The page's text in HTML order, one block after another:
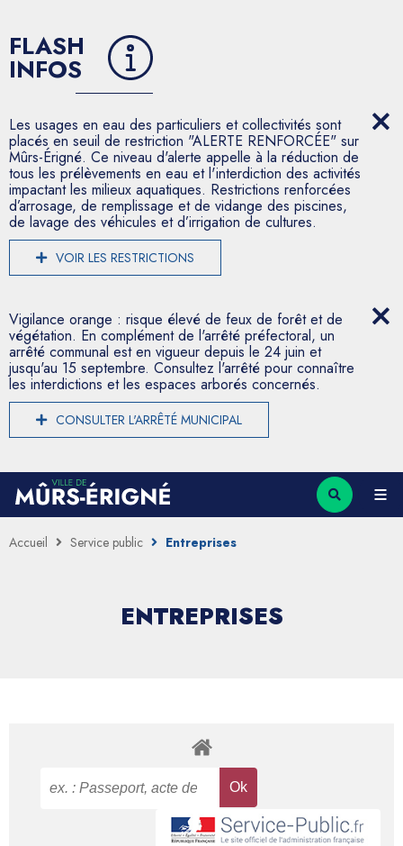
FLASH
INFOS
Les usages en eau des particuliers et collectivités sont
placés en seuil de restriction "ALERTE RENFORCÉE" sur
Mûrs-Érigné. Ce niveau d'alerte appelle à la réduction de
tous les prélèvements en eau et l'interdiction des activités
impactant les milieux aquatiques. Restrictions renforcées
d’arrosage, de remplissage et de vidange des piscines,
de lavage des véhicules et d’irrigation de cultures.
VOIR LES RESTRICTIONS
Vigilance orange : risque élevé de feux de forêt et de
végétation. En complément de l'arrêté préfectoral, un
arrêté communal est en vigueur depuis le 24 juin et
jusqu'au 15 septembre. Consultez l'arrêté pour connaître
les interdictions et les espaces arborés concernés.
CONSULTER L'ARRÊTÉ MUNICIPAL
Accueil Service public Entreprises
ENTREPRISES